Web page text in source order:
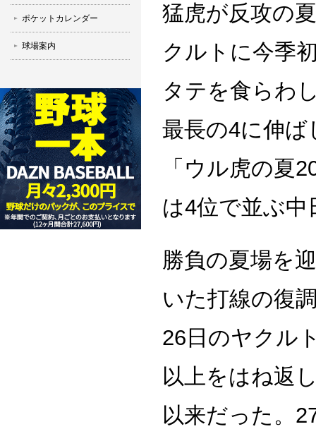
ポケットカレンダー
球場案内
猛虎が反攻の
クルトに今季
タテを食らわ
最長の4に伸ば
「ウル虎の夏
は4位で並ぶ
勝負の夏場を
いた打線の復
26日のヤクル
以上をはね返
以来だった。